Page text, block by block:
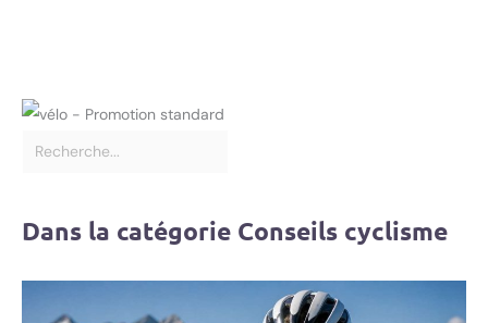
Dans la catégorie Conseils cyclisme